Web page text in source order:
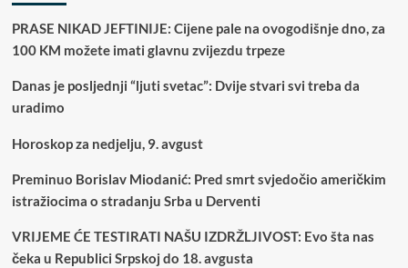
PRASE NIKAD JEFTINIJE: Cijene pale na ovogodišnje dno, za
100 KM možete imati glavnu zvijezdu trpeze
Danas je posljednji “ljuti svetac”: Dvije stvari svi treba da
uradimo
Horoskop za nedjelju, 9. avgust
Preminuo Borislav Miodanić: Pred smrt svjedočio američkim
istražiocima o stradanju Srba u Derventi
VRIJEME ĆE TESTIRATI NAŠU IZDRŽLJIVOST: Evo šta nas
čeka u Republici Srpskoj do 18. avgusta